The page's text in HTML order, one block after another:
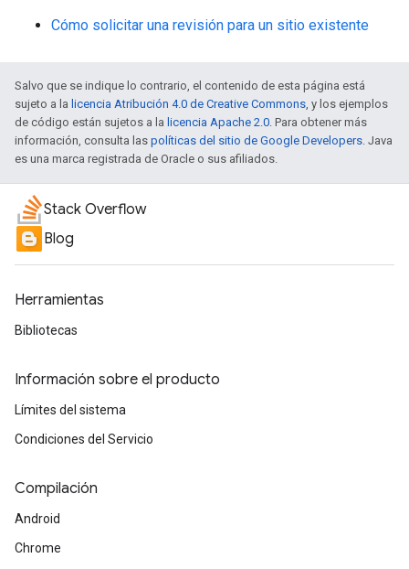
Cómo solicitar una revisión para un sitio existente
Salvo que se indique lo contrario, el contenido de esta página está
sujeto a la licencia Atribución 4.0 de Creative Commons, y los ejemplos
de código están sujetos a la licencia Apache 2.0. Para obtener más
información, consulta las políticas del sitio de Google Developers. Java
es una marca registrada de Oracle o sus afiliados.
Stack Overflow
Blog
Herramientas
Bibliotecas
Información sobre el producto
Límites del sistema
Condiciones del Servicio
Compilación
Android
Chrome